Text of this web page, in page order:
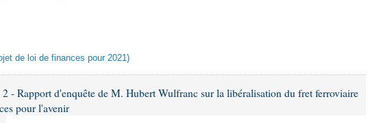
de loi de finances pour 2021)
2 - Rapport d'enquête de M. Hubert Wulfranc sur la libéralisation du fret ferroviaire
pour l'avenir